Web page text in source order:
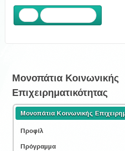
Μονοπάτια Κοινωνικής
Επιχειρηματικότητας
Μονοπάτια Κοινωνικής
Προφίλ
Πρόγραμμα